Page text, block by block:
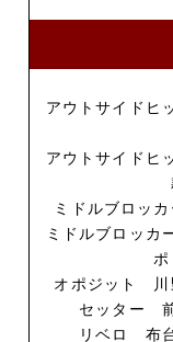
アウトサイドヒ
アウトサイドヒ
ミドルブロッ
ミドルブロッカ
ポ
オポジット 川
セッター 前
リベロ 布